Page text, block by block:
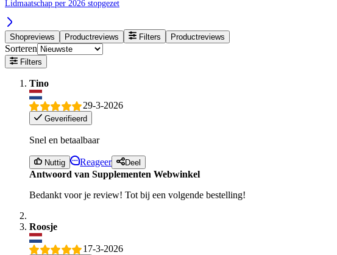
Lidmaatschap per 2026 stopgezet
Shopreviews Productreviews Filters Productreviews
Sorteren
Filters
Tino
29-3-2026
Geverifieerd
Snel en betaalbaar
Nuttig Reageer Deel
Antwoord van Supplementen Webwinkel
Bedankt voor je review! Tot bij een volgende bestelling!
Roosje
17-3-2026